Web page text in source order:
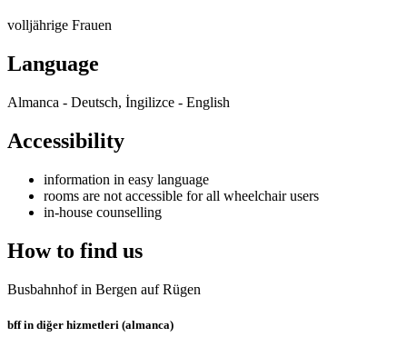
volljährige Frauen
Language
Almanca - Deutsch, İngilizce - English
Accessibility
information in easy language
rooms are not accessible for all wheelchair users
in-house counselling
How to find us
Busbahnhof in Bergen auf Rügen
bff in diğer hizmetleri (almanca)